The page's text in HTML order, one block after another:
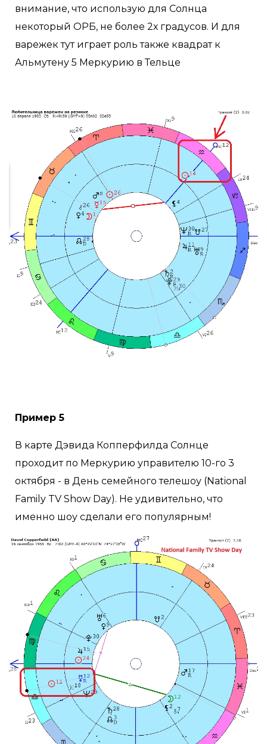
внимание, что использую для Солнца
некоторый ОРБ, не более 2х градусов. И для
варежек тут играет роль также квадрат к
Альмутену 5 Меркурию в Тельце
Пример 5
В карте Дэвида Копперфилда Солнце
проходит по Меркурию управителю 10-го 3
октября - в День семейного телешоу (National
Family TV Show Day). Не удивительно, что
именно шоу сделали его популярным!